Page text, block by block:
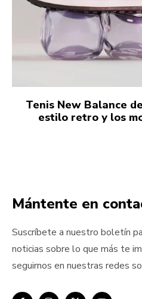
Tenis New Balance
estilo retro y los
Mántente en
Suscríbete a nuestro boletín
noticias sobre lo que más te
seguirnos en nuestras redes